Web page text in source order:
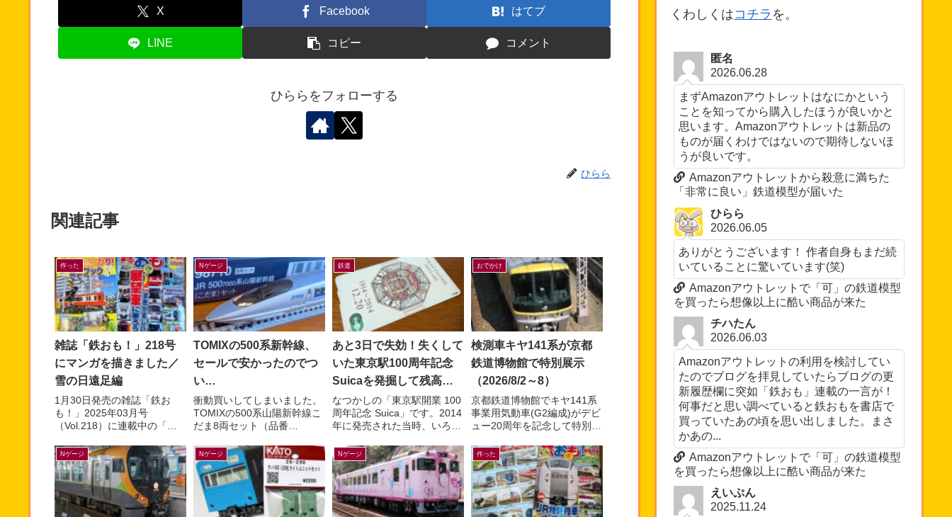
X Facebook はてブ
LINE コピー コメント
ひららをフォローする
ひらら
関連記事
作った
雑誌「鉄おも！」218号
にマンガを描きました／
雪の日遠足編
1月30日発売の雑誌「鉄お
も！」2025年03月号
（Vol.218）に連載中の「マ
を描きました。今月は「行っ
たことある？雪の日の遠
足！...
Nゲージ
TOMIXの500系新幹線、
セールで安かったのでつ
い…
衝動買いしてしまいました。
TOMIXの500系山陽新幹線こ
だま8両セット（品番
33%オフ。いつか買うぞ買う
ぞと思っていたのに「今は...
鉄道
あと3日で失効！失くして
いた東京駅100周年記念
Suicaを発掘して残高を
確認したら…
なつかしの「東京駅開業 100
周年記念 Suica」です。2014
年に発売された当時、いろん
ね。記念アイテムなので、も
ったいなくて使わ...
おでかけ
検測車キヤ141系が京都
鉄道博物館で特別展示
（2026/8/2～8）
京都鉄道博物館でキヤ141系
事業用気動車(G2編成)がデビ
ュー20周年を記念して特別展
動車」展示関連！チケット販
売リンク公開！！（京...
Nゲージ Nゲージ Nゲージ 作った
くわしくはコチラ を。
匿名
2026.06.28
まずAmazonアウトレットはなにかという
ことを知ってから購入したほうが良いかと
思います。Amazonアウトレットは新品の
ものが届くわけではないので期待しないほ
うが良いです。
Amazonアウトレットから殺意に満ちた
「非常に良い」鉄道模型が届いた
ひらら
2026.06.05
ありがとうございます！ 作者自身もまだ続
いていることに驚いています(笑)
Amazonアウトレットで「可」の鉄道模型
を買ったら想像以上に酷い商品が来た
チハたん
2026.06.03
Amazonアウトレットの利用を検討してい
たのでブログを拝見していたらブログの更
新履歴欄に突如「鉄おも」連載の一言が！
何事だと思い調べていると鉄おもを書店で
買っていたあの頃を思い出しました。まさ
かあの...
Amazonアウトレットで「可」の鉄道模型
を買ったら想像以上に酷い商品が来た
えいぷん
2025.11.24